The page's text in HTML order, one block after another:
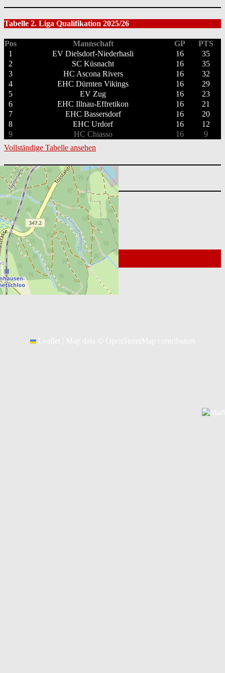
Leaflet
Tabelle 2. Liga Qualifikation 2025/26
Pos Mannschaft GP
PTS
1
EV Dielsdorf-Niederhasli 16
35
2
SC Küsnacht 16
35
3
HC Ascona Rivers 16
32
4
EHC Dürnten Vikings 16
29
5
EV Zug 16
23
6
EHC Illnau-Effretikon 16
21
7
EHC Bassersdorf 16
20
8
EHC Urdorf 16
12
9
HC Chiasso 16
9
Vollständige Tabelle ansehen
Suchen
nach:
Nächste Spiele
© 2026
Kontakt Webmaster